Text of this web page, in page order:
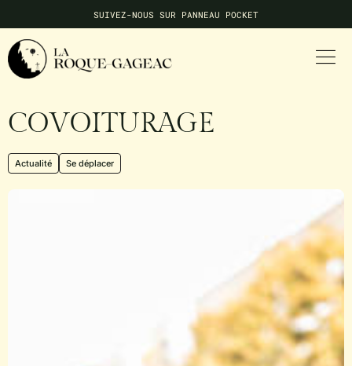
SUIVEZ-NOUS SUR PANNEAU POCKET
NE MANQUEZ AUCUNE INFO LOCALE
COVOITURAGE
Actualité Se déplacer